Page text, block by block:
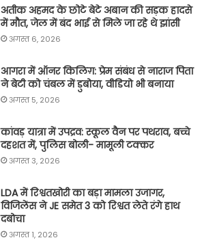
अतीक अहमद के छोटे बेटे अबान की सड़क हादसे
में मौत, जेल में बंद भाई से मिले जा रहे थे झांसी
अगस्त 6, 2026
आगरा में ऑनर किलिग़: प्रेम संबंध से नाराज पिता
ने बेटी को चंबल में डुबोया, वीडियो भी बनाया
अगस्त 5, 2026
कांवड़ यात्रा में उपद्रव: स्कूल वैन पर पथराव, बच्चे
दहशत में, पुलिस बोली- मामूली टक्कर
अगस्त 3, 2026
LDA में रिश्वतखोरी का बड़ा मामला उजागर,
विजिलेंस ने JE समेत 3 को रिश्वत लेते रंगे हाथ
दबोचा
अगस्त 1, 2026